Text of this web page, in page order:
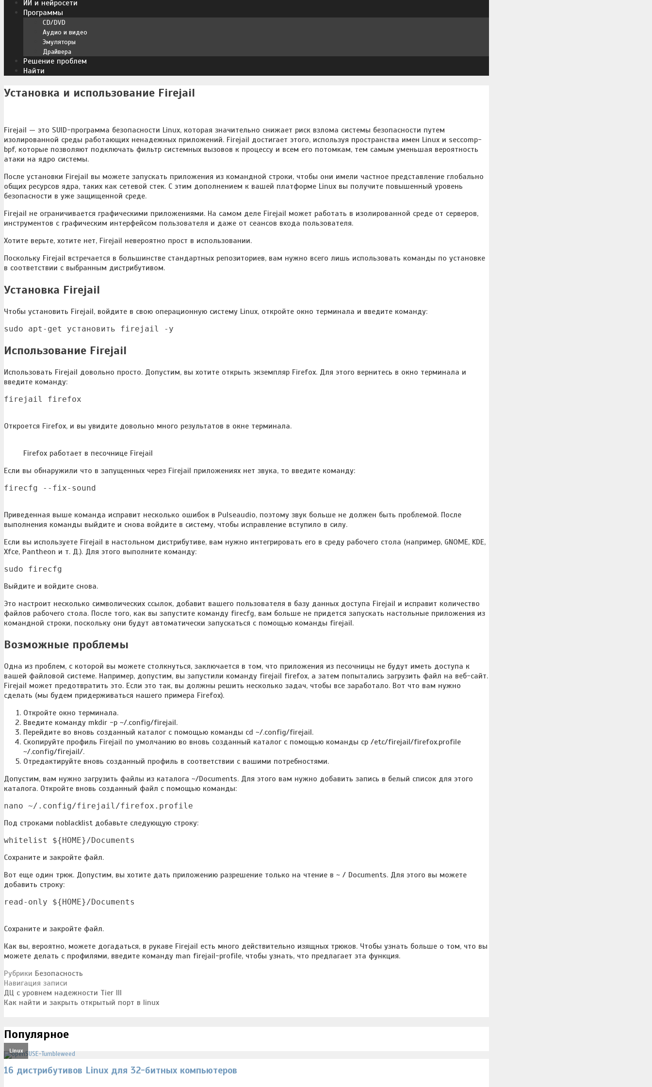
ИИ и нейросети
Программы
CD/DVD
Аудио и видео
Эмуляторы
Драйвера
Решение проблем
Найти
Установка и использование Firejail
Firejail — это SUID-программа безопасности Linux, которая значительно снижает риск взлома системы безопасности путем
изолированной среды работающих ненадежных приложений. Firejail достигает этого, используя пространства имен Linux и seccomp-
bpf, которые позволяют подключать фильтр системных вызовов к процессу и всем его потомкам, тем самым уменьшая вероятность
атаки на ядро системы.
После установки Firejail вы можете запускать приложения из командной строки, чтобы они имели частное представление глобально
общих ресурсов ядра, таких как сетевой стек. С этим дополнением к вашей платформе Linux вы получите повышенный уровень
безопасности в уже защищенной среде.
Firejail не ограничивается графическими приложениями. На самом деле Firejail может работать в изолированной среде от серверов,
инструментов с графическим интерфейсом пользователя и даже от сеансов входа пользователя.
Хотите верьте, хотите нет, Firejail невероятно прост в использовании.
Поскольку Firejail встречается в большинстве стандартных репозиториев, вам нужно всего лишь использовать команды по установке
в соответствии с выбранным дистрибутивом.
Установка Firejail
Чтобы установить Firejail, войдите в свою операционную систему Linux, откройте окно терминала и введите команду:
sudo apt-get установить firejail -y
Использование Firejail
Использовать Firejail довольно просто. Допустим, вы хотите открыть экземпляр Firefox. Для этого вернитесь в окно терминала и
введите команду:
firejail firefox
Откроется Firefox, и вы увидите довольно много результатов в окне терминала.
Firefox работает в песочнице Firejail
Если вы обнаружили что в запущенных через Firejail приложениях нет звука, то введите команду:
firecfg --fix-sound
Приведенная выше команда исправит несколько ошибок в Pulseaudio, поэтому звук больше не должен быть проблемой. После
выполнения команды выйдите и снова войдите в систему, чтобы исправление вступило в силу.
Если вы используете Firejail в настольном дистрибутиве, вам нужно интегрировать его в среду рабочего стола (например, GNOME, KDE,
Xfce, Pantheon и т. Д.). Для этого выполните команду:
sudo firecfg
Выйдите и войдите снова.
Это настроит несколько символических ссылок, добавит вашего пользователя в базу данных доступа Firejail и исправит количество
файлов рабочего стола. После того, как вы запустите команду firecfg, вам больше не придется запускать настольные приложения из
командной строки, поскольку они будут автоматически запускаться с помощью команды firejail.
Возможные проблемы
Одна из проблем, с которой вы можете столкнуться, заключается в том, что приложения из песочницы не будут иметь доступа к
вашей файловой системе. Например, допустим, вы запустили команду firejail firefox, а затем попытались загрузить файл на веб-сайт.
Firejail может предотвратить это. Если это так, вы должны решить несколько задач, чтобы все заработало. Вот что вам нужно
сделать (мы будем придерживаться нашего примера Firefox).
Откройте окно терминала.
Введите команду mkdir -p ~/.config/firejail.
Перейдите во вновь созданный каталог с помощью команды cd ~/.config/firejail.
Скопируйте профиль Firejail по умолчанию во вновь созданный каталог с помощью команды cp /etc/firejail/firefox.profile
~/.config/firejail/.
Отредактируйте вновь созданный профиль в соответствии с вашими потребностями.
Допустим, вам нужно загрузить файлы из каталога ~/Documents. Для этого вам нужно добавить запись в белый список для этого
каталога. Откройте вновь созданный файл с помощью команды:
nano ~/.config/firejail/firefox.profile
Под строками noblacklist добавьте следующую строку:
whitelist ${HOME}/Documents
Сохраните и закройте файл.
Вот еще один трюк. Допустим, вы хотите дать приложению разрешение только на чтение в ~ / Documents. Для этого вы можете
добавить строку:
read-only ${HOME}/Documents
Сохраните и закройте файл.
Как вы, вероятно, можете догадаться, в рукаве Firejail есть много действительно изящных трюков. Чтобы узнать больше о том, что вы
можете делать с профилями, введите команду man firejail-profile, чтобы узнать, что предлагает эта функция.
Рубрики Безопасность
Навигация записи
ДЦ с уровнем надежности Tier III
Как найти и закрыть открытый порт в linux
Популярное
Linux
16 дистрибутивов Linux для 32-битных компьютеров